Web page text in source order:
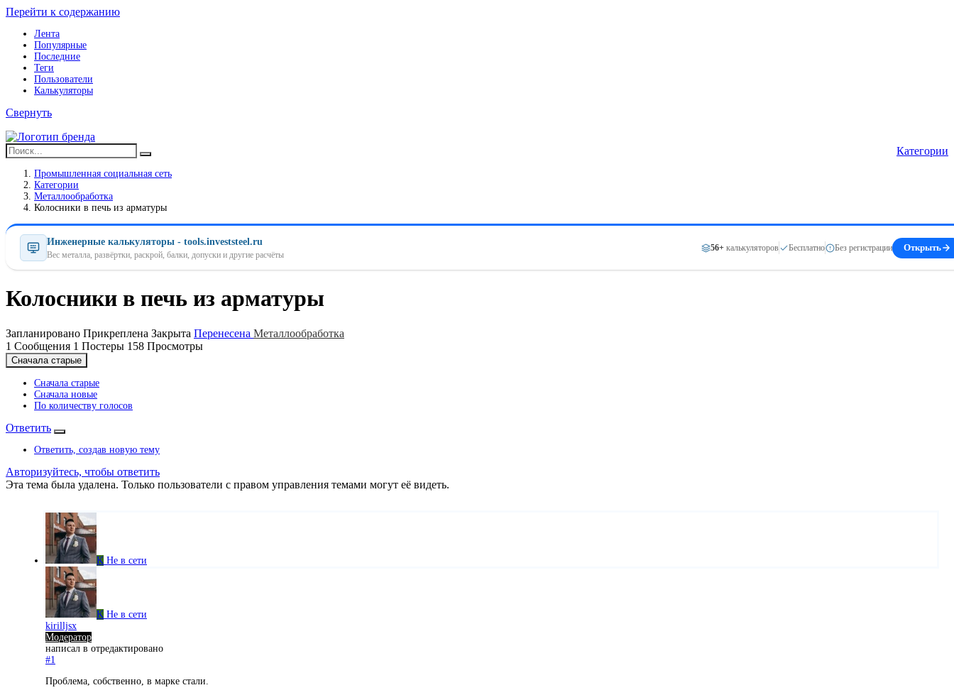
Перейти к содержанию
Лента
Популярные
Последние
Теги
Пользователи
Калькуляторы
Свернуть
Категории
Промышленная социальная сеть
Категории
Металлообработка
Колосники в печь из арматуры
Инженерные калькуляторы - tools.investsteel.ru
Вес металла, развёртки, раскрой, балки, допуски и другие расчёты
56+ калькуляторов Бесплатно Без регистрации Открыть
Колосники в печь из арматуры
Запланировано Прикреплена Закрыта Перенесена Металлообработка
1 Сообщения 1 Постеры 158 Просмотры
Сначала старые
Сначала старые
Сначала новые
По количеству голосов
Ответить
Ответить, создав новую тему
Авторизуйтесь, чтобы ответить
Эта тема была удалена. Только пользователи с правом управления темами могут её видеть.
K Не в сети
K Не в сети
kirilljsx
Модератор
написал в отредактировано
#1
Проблема, собственно, в марке стали.